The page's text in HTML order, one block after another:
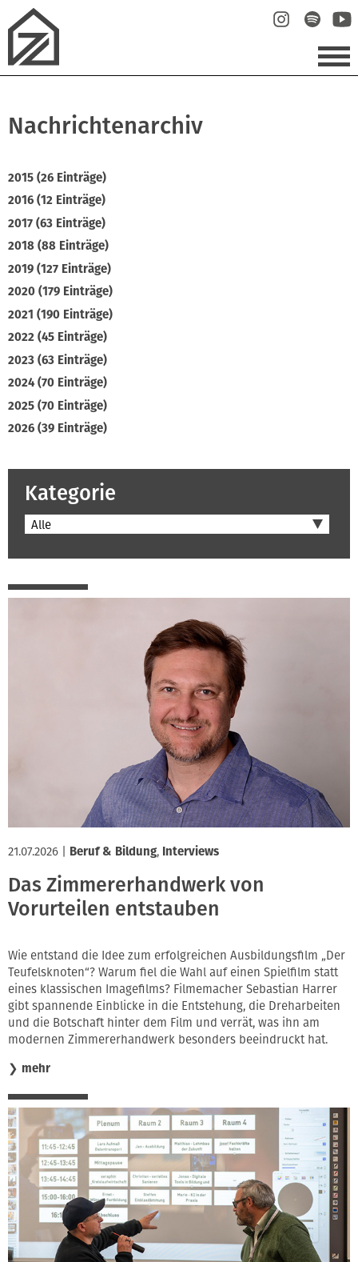
Nachrichtenarchiv
2015 (26 Einträge)
2016 (12 Einträge)
2017 (63 Einträge)
2018 (88 Einträge)
2019 (127 Einträge)
2020 (179 Einträge)
2021 (190 Einträge)
2022 (45 Einträge)
2023 (63 Einträge)
2024 (70 Einträge)
2025 (70 Einträge)
2026 (39 Einträge)
Kategorie
Alle
21.07.2026 Beruf & Bildung, Interviews
Das Zimmererhandwerk von
Vorurteilen entstauben
Wie entstand die Idee zum erfolgreichen Ausbildungsfilm „Der
Teufelsknoten“? Warum fiel die Wahl auf einen Spielfilm statt
eines klassischen Imagefilms? Filmemacher Sebastian Harrer
gibt spannende Einblicke in die Entstehung, die Dreharbeiten
und die Botschaft hinter dem Film und verrät, was ihn am
modernen Zimmererhandwerk besonders beeindruckt hat.
❯ mehr